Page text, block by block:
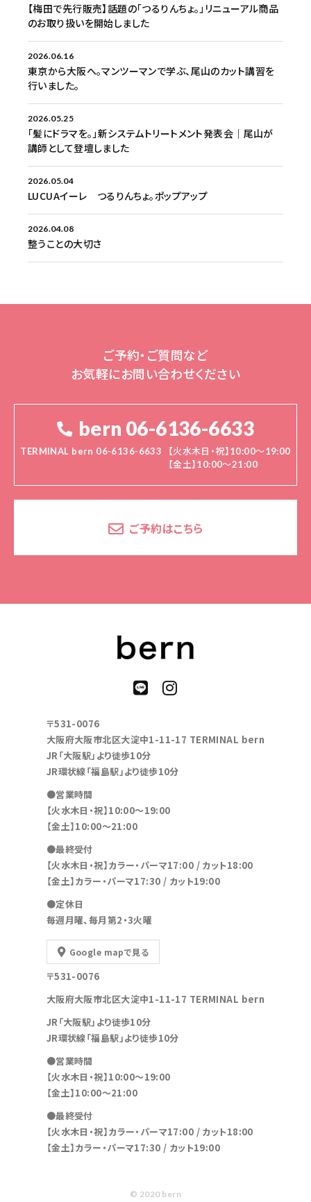
【梅田で先行販売】話題の「つるりんちょ。」リニューアル商品
のお取り扱いを開始しました
2026.06.16
東京から大阪へ。マンツーマンで学ぶ、尾山のカット講習を
行いました。
2026.05.25
「髪にドラマを。」新システムトリートメント発表会｜尾山が
講師として登壇しました
2026.05.04
LUCUAイーレ つるりんちょ。ポップアップ
2026.04.08
整うことの大切さ
ご予約・ご質問など
お気軽にお問い合わせください
bern 06-6136-6633
TERMINAL bern 06-6136-6633
【火水木日・祝】10:00～19:00
【金土】10:00〜21:00
ご予約はこちら
〒531-0076
大阪府大阪市北区大淀中1-11-17 TERMINAL bern
JR「大阪駅」より徒歩10分
JR環状線「福島駅」より徒歩10分
●営業時間
【火水木日・祝】10:00～19:00
【金土】10:00〜21:00
●最終受付
【火水木日・祝】カラー・パーマ17:00 / カット18:00
【金土】カラー・パーマ17:30 / カット19:00
●定休日
毎週月曜、毎月第2・3火曜
Google mapで見る
〒531-0076
大阪府大阪市北区大淀中1-11-17 TERMINAL bern
JR「大阪駅」より徒歩10分
JR環状線「福島駅」より徒歩10分
●営業時間
【火水木日・祝】10:00～19:00
【金土】10:00〜21:00
●最終受付
【火水木日・祝】カラー・パーマ17:00 / カット18:00
【金土】カラー・パーマ17:30 / カット19:00
© 2020 bern